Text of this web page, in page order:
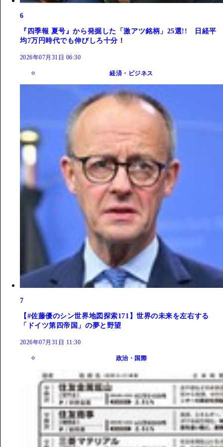
6
『四季報 夏号』から発掘した「激アツ銘柄」25選!! 日経平
均7万円時代でも伸びしろ十分！
2026年07月31日 06:30
経済・ビジネス
7
【#佐藤優のシン世界地図探索171】世界の未来を左右する
「ドイツ第四帝国」の夢と野望
2026年07月31日 11:30
政治・国際